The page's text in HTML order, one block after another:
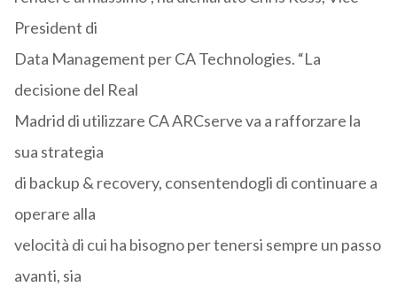
President di
Data Management per CA Technologies. “La
decisione del Real
Madrid di utilizzare CA ARCserve va a rafforzare la
sua strategia
di backup & recovery, consentendogli di continuare a
operare alla
velocità di cui ha bisogno per tenersi sempre un passo
avanti, sia